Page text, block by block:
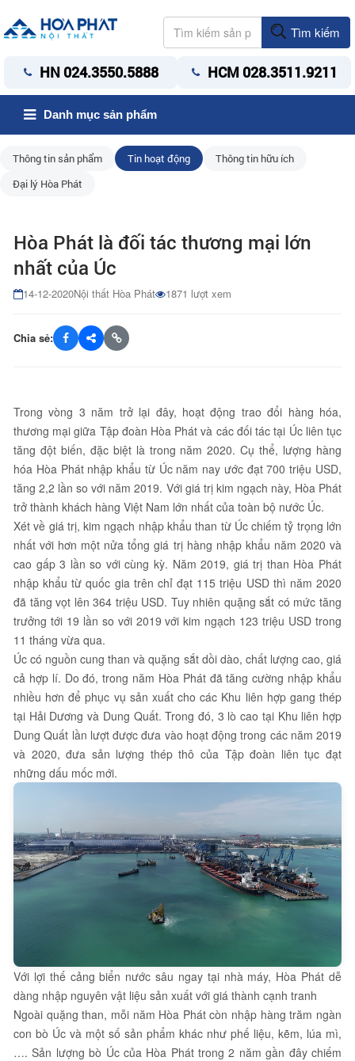
Tìm kiếm
HN 024.3550.5888 HCM 028.3511.9211
Danh mục sản phẩm
Thông tin sản phẩm Tin hoạt động
Thông tin hữu ích
Đại lý Hòa Phát
Hòa Phát là đối tác thương mại lớn
nhất của Úc
14-12-2020Nội thất Hòa Phát 1871 lượt xem
Chia sẻ:
Trong vòng 3 năm trở lại đây, hoạt động trao đổi hàng hóa,
thương mại giữa Tập đoàn Hòa Phát và các đối tác tại Úc liên tục
tăng đột biến, đặc biệt là trong năm 2020. Cụ thể, lượng hàng
hóa Hòa Phát nhập khẩu từ Úc năm nay ước đạt 700 triệu USD,
tăng 2,2 lần so với năm 2019. Với giá trị kim ngạch này, Hòa Phát
trở thành khách hàng Việt Nam lớn nhất của toàn bộ nước Úc.
Xét về giá trị, kim ngạch nhập khẩu than từ Úc chiếm tỷ trọng lớn
nhất với hơn một nửa tổng giá trị hàng nhập khẩu năm 2020 và
cao gấp 3 lần so với cùng kỳ. Năm 2019, giá trị than Hòa Phát
nhập khẩu từ quốc gia trên chỉ đạt 115 triệu USD thì năm 2020
đã tăng vọt lên 364 triệu USD. Tuy nhiên quặng sắt có mức tăng
trưởng tới 19 lần so với 2019 với kim ngạch 123 triệu USD trong
11 tháng vừa qua.
Úc có nguồn cung than và quặng sắt dồi dào, chất lượng cao, giá
cả hợp lí. Do đó, trong năm Hòa Phát đã tăng cường nhập khẩu
nhiều hơn để phục vụ sản xuất cho các Khu liên hợp gang thép
tại Hải Dương và Dung Quất. Trong đó, 3 lò cao tại Khu liên hợp
Dung Quất lần lượt được đưa vào hoạt động trong các năm 2019
và 2020, đưa sản lượng thép thô của Tập đoàn liên tục đạt
những dấu mốc mới.
Với lợi thế cảng biển nước sâu ngay tại nhà máy, Hòa Phát dễ
dàng nhập nguyên vật liệu sản xuất với giá thành cạnh tranh
Ngoài quặng than, mỗi năm Hòa Phát còn nhập hàng trăm ngàn
con bò Úc và một số sản phẩm khác như phế liệu, kẽm, lúa mì,
…. Sản lượng bò Úc của Hòa Phát trong 2 năm gần đây chiếm